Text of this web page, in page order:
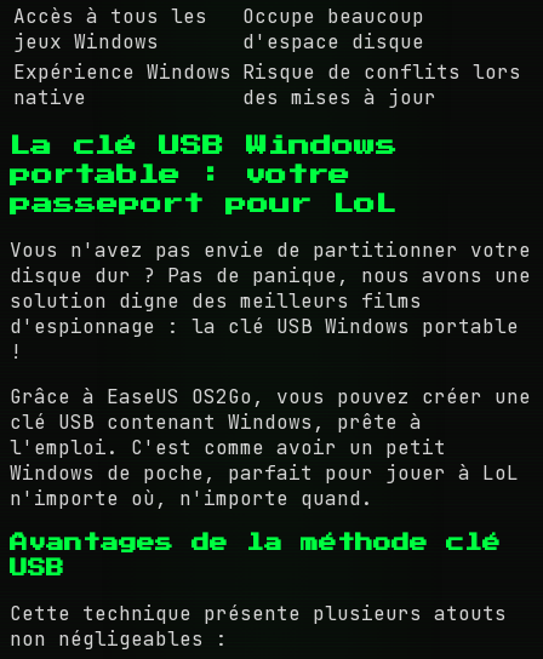
Accès à tous les
jeux Windows
Occupe beaucoup
d'espace disque
Expérience Windows
native
Risque de conflits lors
des mises à jour
La clé USB Windows
portable : votre
passeport pour LoL
Vous n'avez pas envie de partitionner votre
disque dur ? Pas de panique, nous avons une
solution digne des meilleurs films
d'espionnage : la clé USB Windows portable
!
Grâce à EaseUS OS2Go, vous pouvez créer une
clé USB contenant Windows, prête à
l'emploi. C'est comme avoir un petit
Windows de poche, parfait pour jouer à LoL
n'importe où, n'importe quand.
Avantages de la méthode clé
USB
Cette technique présente plusieurs atouts
non négligeables :